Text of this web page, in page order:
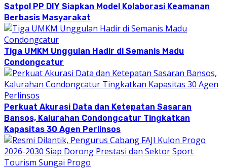
Satpol PP DIY Siapkan Model Kolaborasi Keamanan
Berbasis Masyarakat
Tiga UMKM Unggulan Hadir di Semanis Madu
Condongcatur
Perkuat Akurasi Data dan Ketepatan Sasaran
Bansos, Kalurahan Condongcatur Tingkatkan
Kapasitas 30 Agen Perlinsos